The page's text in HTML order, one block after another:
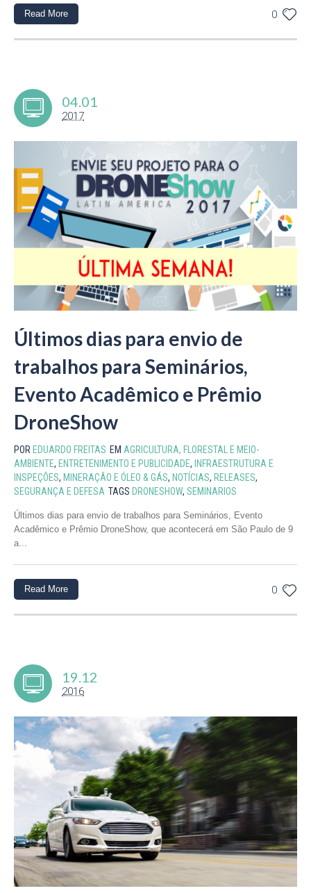
0
Read More
04.01
2017
Últimos dias para envio de
trabalhos para Seminários,
Evento Acadêmico e Prêmio
DroneShow
POR EDUARDO FREITAS EM AGRICULTURA, FLORESTAL E MEIO-
AMBIENTE, ENTRETENIMENTO E PUBLICIDADE, INFRAESTRUTURA E
INSPEÇÕES, MINERAÇÃO E ÓLEO & GÁS, NOTÍCIAS, RELEASES,
SEGURANÇA E DEFESA TAGS DRONESHOW, SEMINARIOS
Últimos dias para envio de trabalhos para Seminários, Evento
Acadêmico e Prêmio DroneShow, que acontecerá em São Paulo de 9
a...
0
Read More
19.12
2016